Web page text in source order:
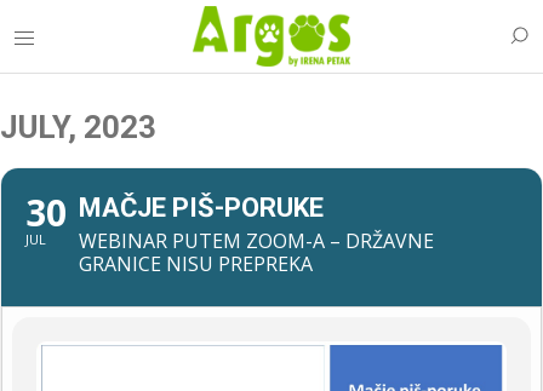
JULY, 2023
30
JUL
MAČJE PIŠ-PORUKE
WEBINAR PUTEM ZOOM-A – DRŽAVNE
GRANICE NISU PREPREKA